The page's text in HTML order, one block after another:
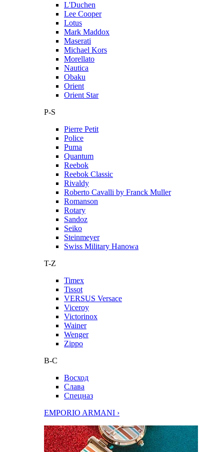
L'Duchen
Lee Cooper
Lotus
Mark Maddox
Maserati
Michael Kors
Morellato
Nautica
Obaku
Orient
Orient Star
P-S
Pierre Petit
Police
Puma
Quantum
Reebok
Reebok Classic
Rivaldy
Roberto Cavalli by Franck Muller
Romanson
Rotary
Sandoz
Seiko
Steinmeyer
Swiss Military Hanowa
T-Z
Timex
Tissot
VERSUS Versace
Viceroy
Victorinox
Wainer
Wenger
Zippo
В-С
Восход
Слава
Спецназ
EMPORIO ARMANI ›